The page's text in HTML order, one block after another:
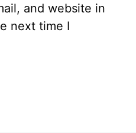
and website in
next time I